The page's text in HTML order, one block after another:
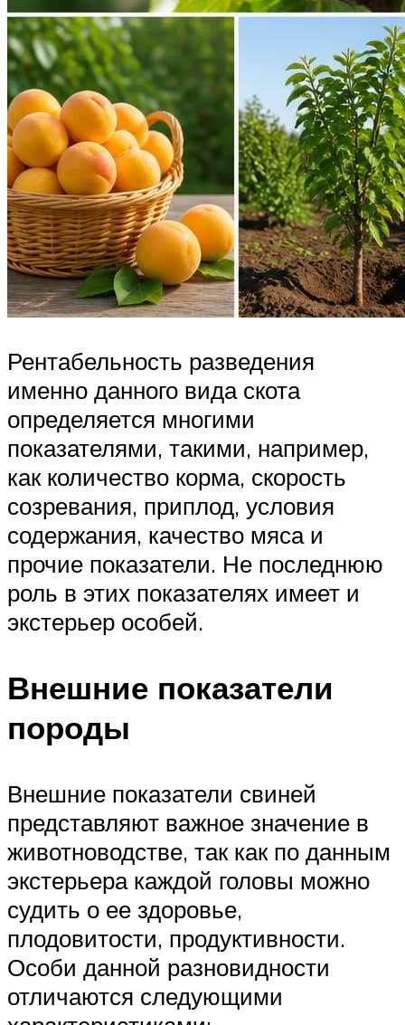
Рентабельность разведения
именно данного вида скота
определяется многими
показателями, такими, например,
как количество корма, скорость
созревания, приплод, условия
содержания, качество мяса и
прочие показатели. Не последнюю
роль в этих показателях имеет и
экстерьер особей.
Внешние показатели
породы
Внешние показатели свиней
представляют важное значение в
животноводстве, так как по данным
экстерьера каждой головы можно
судить о ее здоровье,
плодовитости, продуктивности.
Особи данной разновидности
отличаются следующими